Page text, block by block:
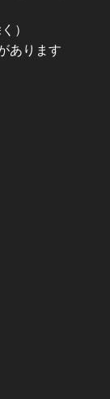
）
あります